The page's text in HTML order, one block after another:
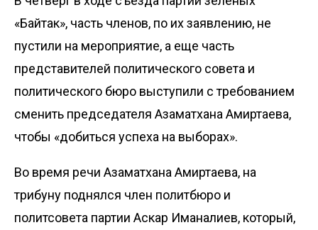
«Байтак», часть членов, по их заявлению, не
пустили на мероприятие, а еще часть
представителей политического совета и
политического бюро выступили с требованием
сменить председателя Азаматхана Амиртаева,
чтобы «добиться успеха на выборах».
Во время речи Азаматхана Амиртаева, на
трибуну поднялся член политбюро и
политсовета партии Аскар Иманалиев, который,